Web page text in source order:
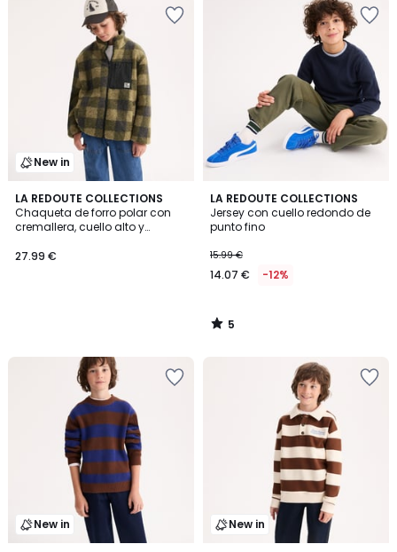
New in
LA REDOUTE COLLECTIONS
Chaqueta de forro polar con
cremallera, cuello alto y
27.99 €
LA REDOUTE COLLECTIONS
Jersey con cuello redondo de
punto fino
15.99 €
14.07 € -12%
5
/
5
5
/
New in New in